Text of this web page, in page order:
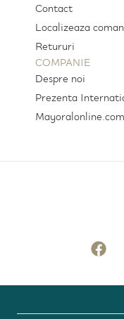
Contact
Localizeaza
Retururi
COMPANIE
Despre noi
Prezenta
Mayoralonline.com